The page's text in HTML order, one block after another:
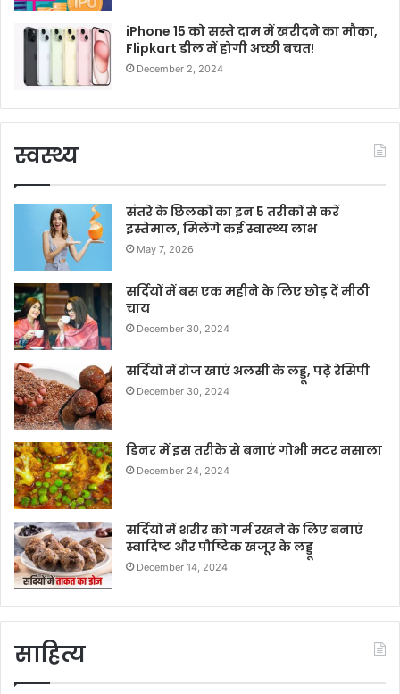
iPhone 15 को सस्ते दाम में खरीदने का मौका,
Flipkart डील में होगी अच्छी बचत!
December 2, 2024
स्वस्थ्य
संतरे के छिलकों का इन 5 तरीकों से करें
इस्तेमाल, मिलेंगे कई स्वास्थ्य लाभ
May 7, 2026
सर्दियों में बस एक महीने के लिए छोड़ दें मीठी
चाय
December 30, 2024
सर्दियों में रोज खाएं अलसी के लड्डू, पढ़ें रेसिपी
December 30, 2024
डिनर में इस तरीके से बनाएं गोभी मटर मसाला
December 24, 2024
सर्दियों में शरीर को गर्म रखने के लिए बनाएं
स्वादिष्ट और पौष्टिक खजूर के लड्डू
December 14, 2024
साहित्य